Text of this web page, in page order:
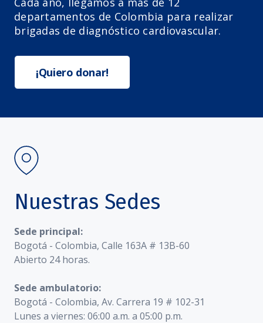
departamentos de Colombia para realizar
brigadas de diagnóstico cardiovascular.
¡Quiero donar!
Nuestras Sedes
Sede principal:
Bogotá - Colombia, Calle 163A # 13B-60
Abierto 24 horas.
Sede ambulatorio:
Bogotá - Colombia, Av. Carrera 19 # 102-31
Lunes a viernes: 06:00 a.m. a 05:00 p.m.